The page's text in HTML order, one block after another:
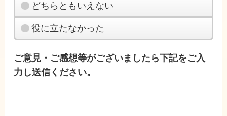
どちらともいえない
役に立たなかった
ご意見・ご感想等がございましたら下記をご入
力し送信ください。